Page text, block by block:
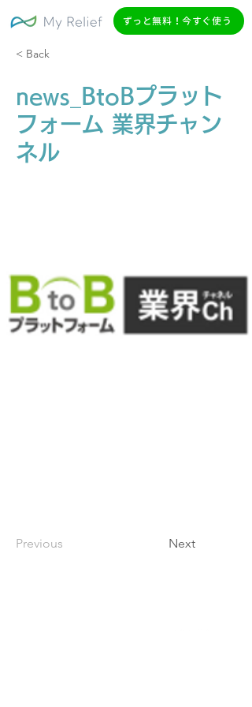
ずっと無料！今すぐ使う
< Back
news_BtoBプラット
フォーム 業界チャン
ネル
Previous Next